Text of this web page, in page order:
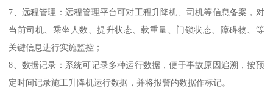
7、远程管理：远程管理平台可对工程升降机、司机等信息备案，对
当前司机、乘坐人数、提升状态、载重量、门锁状态、障碍物、等
关键信息进行实施监控；
8、数据记录：系统可记录多种运行数据，便于事故原因追溯，按预
定时间记录施工升降机运行数据，并将报警的数据作标记。